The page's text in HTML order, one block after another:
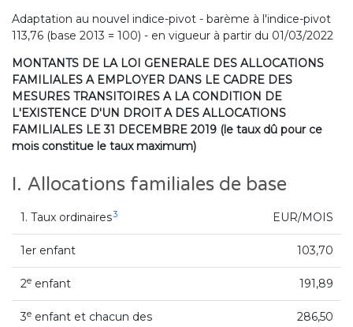
Adaptation au nouvel indice-pivot - barème à l'indice-pivot
113,76 (base 2013 = 100) - en vigueur à partir du 01/03/2022
MONTANTS DE LA LOI GENERALE DES ALLOCATIONS
FAMILIALES A EMPLOYER DANS LE CADRE DES
MESURES TRANSITOIRES A LA CONDITION DE
L'EXISTENCE D'UN DROIT A DES ALLOCATIONS
FAMILIALES LE 31 DECEMBRE 2019 (le taux dû pour ce
mois constitue le taux maximum)
I. Allocations familiales de base
1. Taux ordinaires3 EUR/MOIS
1er enfant 103,70
2eenfant 191,89
3eenfant et chacun des
286,50